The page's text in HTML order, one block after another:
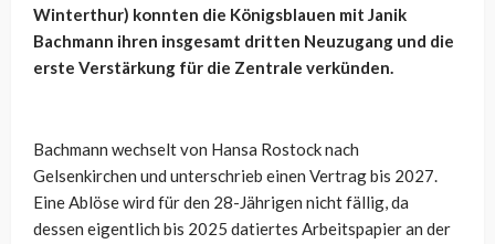
Winterthur) konnten die Königsblauen mit Janik
Bachmann ihren insgesamt dritten Neuzugang und die
erste Verstärkung für die Zentrale verkünden.
Bachmann wechselt von Hansa Rostock nach
Gelsenkirchen und unterschrieb einen Vertrag bis 2027.
Eine Ablöse wird für den 28-Jährigen nicht fällig, da
dessen eigentlich bis 2025 datiertes Arbeitspapier an der